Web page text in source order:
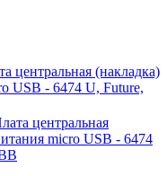
центральная (накладка)
USB - 6474 U, Future,